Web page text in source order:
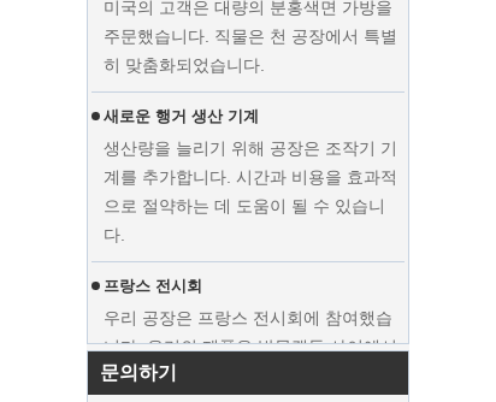
전시 커스텀 웨딩 드레스 벨벳 옷걸이
의류 제조업체 공급 업체
주문했습니다. 직물은 천 공장에서 특별
히 맞춤화되었습니다.
새로운 행거 생산 기계
생산량을 늘리기 위해 공장은 조작기 기
계를 추가합니다. 시간과 비용을 효과적
으로 절약하는 데 도움이 될 수 있습니
다.
프랑스 전시회
우리 공장은 프랑스 전시회에 참여했습
니다. 우리의 제품은 방문객들 사이에서
인기가있었습니다.
문의하기